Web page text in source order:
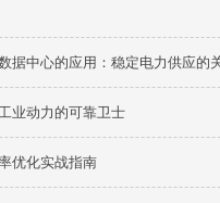
据中心的应用：稳定电力供应的
业动力的可靠卫士
优化实战指南